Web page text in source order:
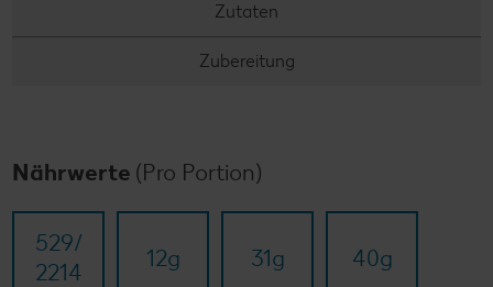
Zutaten
Zubereitung
Nährwerte (Pro Portion)
529/​
2214
12g 31g 40g